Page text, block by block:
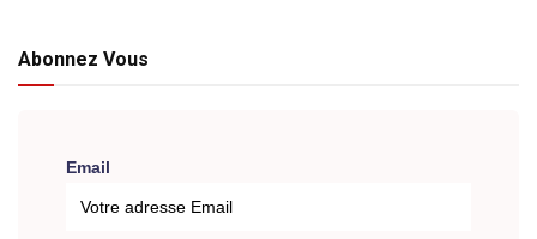
Abonnez Vous
Email